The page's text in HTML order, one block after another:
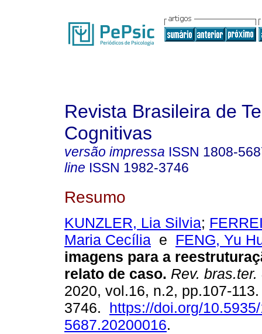
Revista Brasileira de
Cognitivas
versão impressa ISSN 1808-
line ISSN 1982-3746
Resumo
KUNZLER, Lia Silvia;
Maria Cecília e FENG, Yu
imagens para a
relato de caso. Rev. bras.ter.
2020, vol.16, n.2, pp.107-
3746. https://doi.org/
5687.20200016.